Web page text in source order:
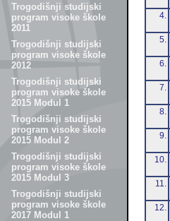
Trogodišnji studijski
program visoke škole
2011
Trogodišnji studijski
program visoke škole
2012
Trogodišnji studijski
program visoke škole
2015 Modul 1
Trogodišnji studijski
program visoke škole
2015 Modul 2
Trogodišnji studijski
program visoke škole
2015 Modul 3
Trogodišnji studijski
program visoke škole
2017 Modul 1
4.
5.
6.
7.
8.
9.
10.
11.
12.